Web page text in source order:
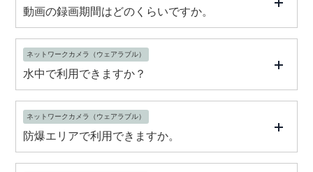
動画の録画期間はどのくらいですか。
ネットワークカメラ（ウェアラブル）
水中で利用できますか？
ネットワークカメラ（ウェアラブル）
防爆エリアで利用できますか。